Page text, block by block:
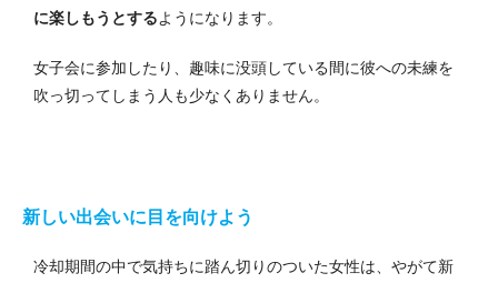
に楽しもうとするようになります。
女子会に参加したり、趣味に没頭している間に彼への未練を
吹っ切ってしまう人も少なくありません。
新しい出会いに目を向けよう
冷却期間の中で気持ちに踏ん切りのついた女性は、やがて新